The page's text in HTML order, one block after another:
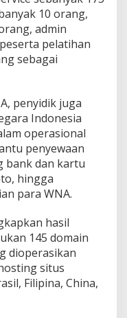
10 orang,
admin
pelatihan
sebagai
penyidik juga
Indonesia
operasional
penyewaan
bank dan kartu
hingga
para WNA.
hasil
145 domain
dioperasikan
situs
Filipina, China,